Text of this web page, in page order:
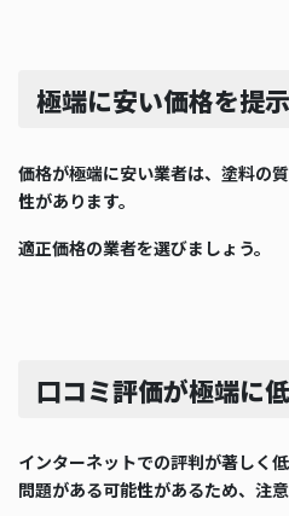
極端に安い価格を提
価格が極端に安い業者は、塗料の
性があります。
適正価格の業者を選びましょう。
口コミ評価が極端に
インターネットでの評判が著しく
問題がある可能性があるため、注意